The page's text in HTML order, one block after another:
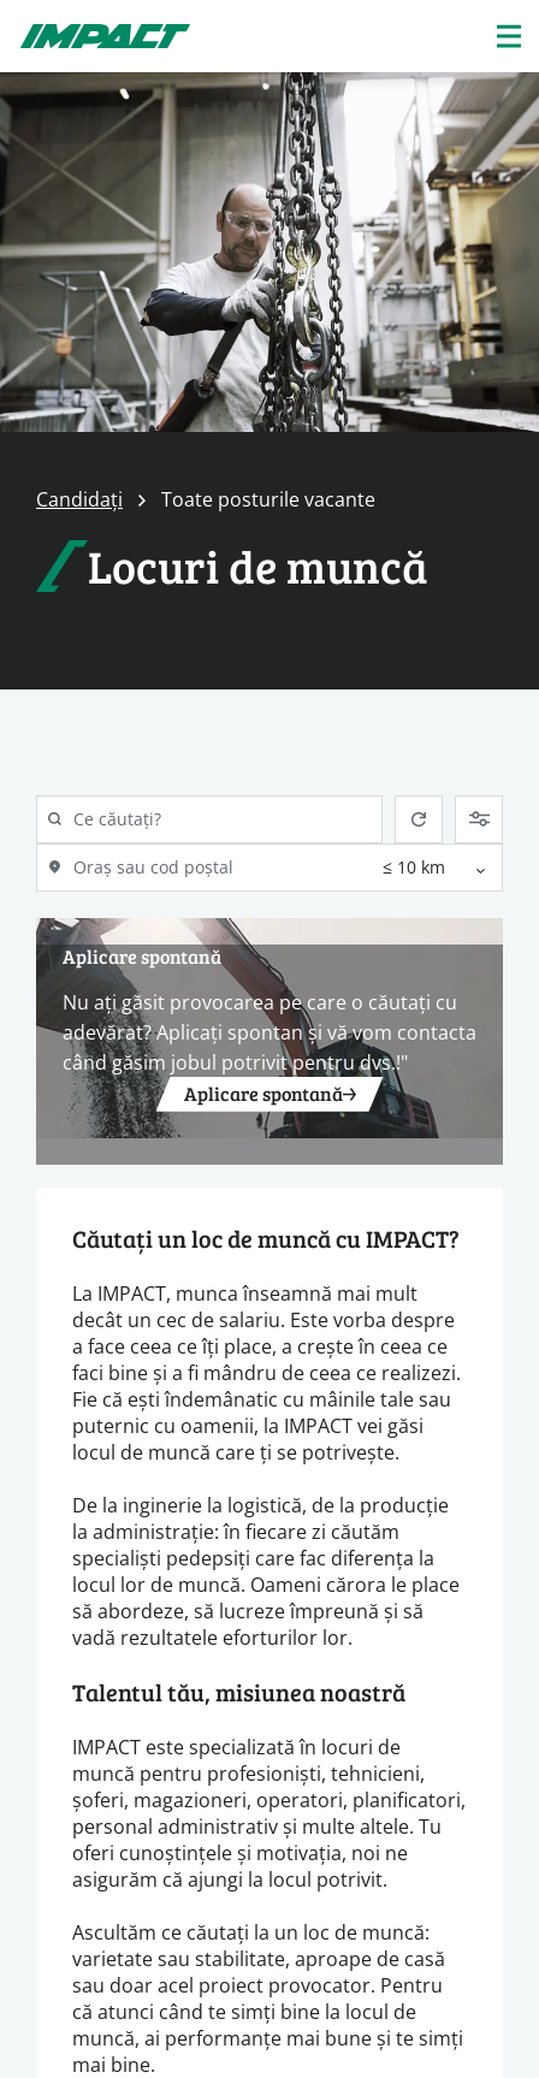
Candidați Toate posturile vacante
Locuri de muncă
Aplicare spontană
Nu ați găsit provocarea pe care o căutați cu
adevărat? Aplicați spontan și vă vom contacta
când găsim jobul potrivit pentru dvs.!"
Aplicare spontană
Căutați un loc de muncă cu IMPACT?
La IMPACT, munca înseamnă mai mult
decât un cec de salariu. Este vorba despre
a face ceea ce îți place, a crește în ceea ce
faci bine și a fi mândru de ceea ce realizezi.
Fie că ești îndemânatic cu mâinile tale sau
puternic cu oamenii, la IMPACT vei găsi
locul de muncă care ți se potrivește.
De la inginerie la logistică, de la producție
la administrație: în fiecare zi căutăm
specialiști pedepsiți care fac diferența la
locul lor de muncă. Oameni cărora le place
să abordeze, să lucreze împreună și să
vadă rezultatele eforturilor lor.
Talentul tău, misiunea noastră
IMPACT este specializată în locuri de
muncă pentru profesioniști, tehnicieni,
șoferi, magazioneri, operatori, planificatori,
personal administrativ și multe altele. Tu
oferi cunoștințele și motivația, noi ne
asigurăm că ajungi la locul potrivit.
Ascultăm ce căutați la un loc de muncă:
varietate sau stabilitate, aproape de casă
sau doar acel proiect provocator. Pentru
că atunci când te simți bine la locul de
muncă, ai performanțe mai bune și te simți
mai bine.